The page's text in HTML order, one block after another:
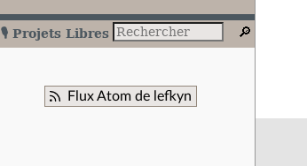
🎙️ Projets Libres
Flux Atom de lefkyn